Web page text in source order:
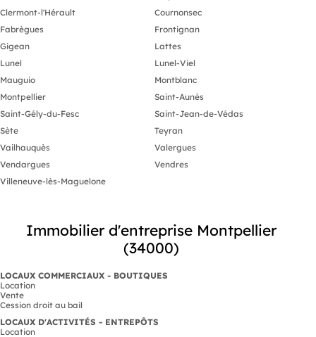
Clermont-l'Hérault
Cournonsec
Fabrègues
Frontignan
Gigean
Lattes
Lunel
Lunel-Viel
Mauguio
Montblanc
Montpellier
Saint-Aunès
Saint-Gély-du-Fesc
Saint-Jean-de-Védas
Sète
Teyran
Vailhauquès
Valergues
Vendargues
Vendres
Villeneuve-lès-Maguelone
Immobilier d'entreprise Montpellier
(34000)
LOCAUX COMMERCIAUX - BOUTIQUES
Location
Vente
Cession droit au bail
LOCAUX D'ACTIVITÉS - ENTREPÔTS
Location